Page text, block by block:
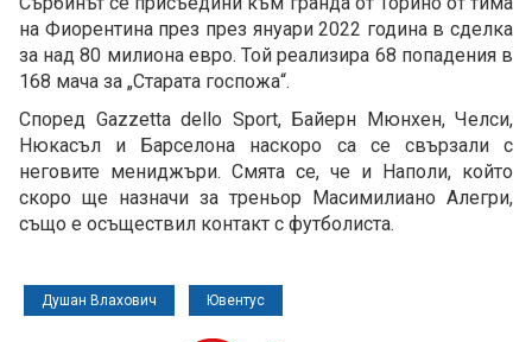
на Фиорентина през през януари 2022 година в сделка
за над 80 милиона евро. Той реализира 68 попадения в
168 мача за „Старата госпожа“.
Според Gazzetta dello Sport, Байерн Мюнхен, Челси,
Нюкасъл и Барселона наскоро са се свързали с
неговите мениджъри. Смята се, че и Наполи, който
скоро ще назначи за треньор Масимилиано Алегри,
също е осъществил контакт с футболиста.
Душан Влахович Ювентус